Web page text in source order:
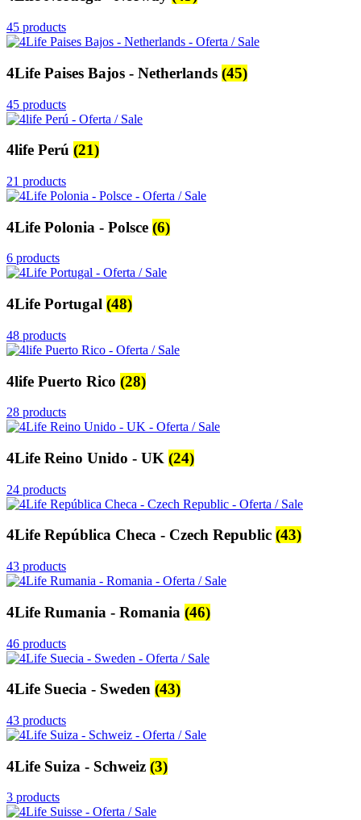
45 products
4Life Paises Bajos - Netherlands (45)
45 products
4life Perú (21)
21 products
4Life Polonia - Polsce (6)
6 products
4Life Portugal (48)
48 products
4life Puerto Rico (28)
28 products
4Life Reino Unido - UK (24)
24 products
4Life República Checa - Czech Republic (43)
43 products
4Life Rumania - Romania (46)
46 products
4Life Suecia - Sweden (43)
43 products
4Life Suiza - Schweiz (3)
3 products